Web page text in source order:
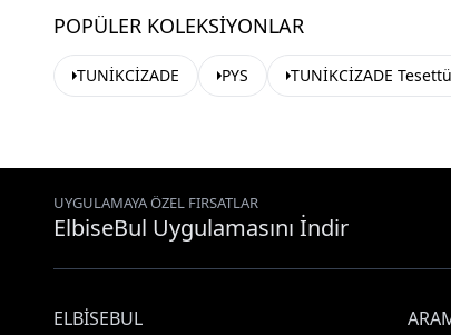
POPÜLER KOLEKSIYONLAR
TUNİKCİZADE PYS TUNİKCİZADE
UYGULAMAYA ÖZEL FIRSATLAR
ElbiseBul Uygulamasını İndir
ELBISEBUL